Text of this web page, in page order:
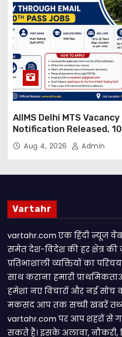
AIIMS Delhi MTS
Notification Released,
Candidates Can Apply
Email
Aug 4, 2026 Admin
Vartahr
vartahr.com एक हिंदी न्यूज
समेत देश-विदेश की हर क्षेत्र
प्रतिभाशाली व्यक्तियों का
साथ कराना हमारी
हमेशा नए विचारों और नई सोच
मकसद आप तक सच्ची खबरें
vartahr.com पर आप शहरों से
सकते हैं। इसके अलावा, नौकरी,